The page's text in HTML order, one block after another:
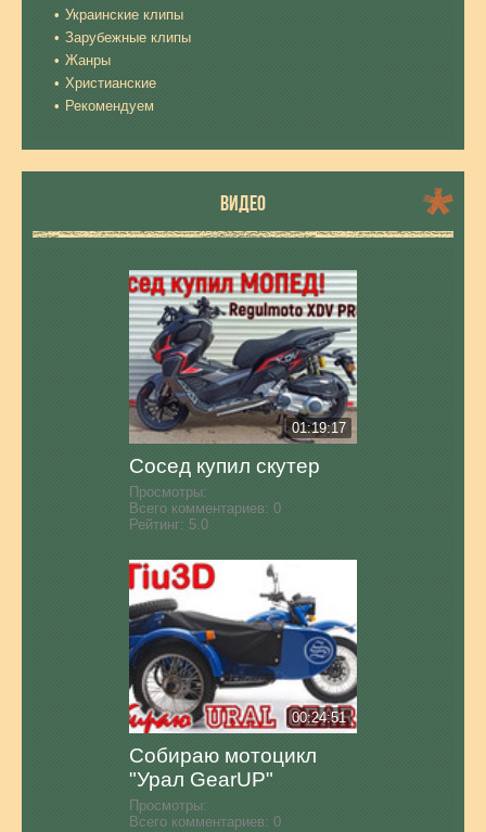
Украинские клипы
Зарубежные клипы
Жанры
Христианские
Рекомендуем
ВИДЕО
01:19:17
Сосед купил скутер
Просмотры:
Всего комментариев: 0
Рейтинг: 5.0
00:24:51
Собираю мотоцикл
"Урал GearUP"
Просмотры:
Всего комментариев: 0